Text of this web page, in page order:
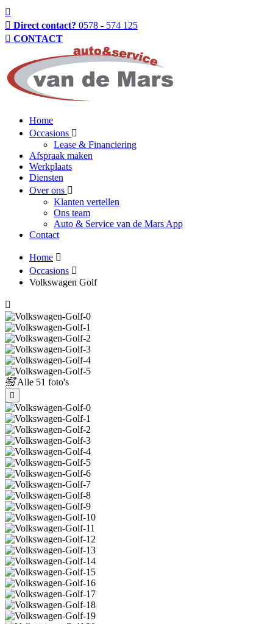
Direct contact? 0578 - 574 125
CONTACT
Home
Occasions
Lease & Financiering
Afspraak maken
Werkplaats
Diensten
Over ons
Klanten vertellen
Ons team
Auto & Service van de Mars App
Contact
Home
Occasions
Volkswagen Golf
Alle 51 foto's